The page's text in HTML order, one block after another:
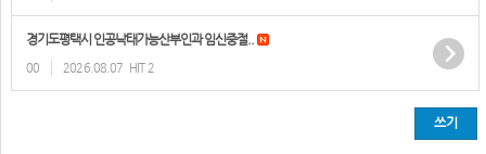
경기도평택시 인공낙태가능산부인과 임신중절..
00 2026.08.07 HIT 2
쓰기